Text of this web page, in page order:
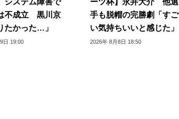
システム障害で
不成立 黒川京
たかった…」
日 19:00
ーツ杯】永井大介 他選
手も脱帽の完勝劇「すご
い気持ちいいと感じた」
2026年 8月8日 18:50